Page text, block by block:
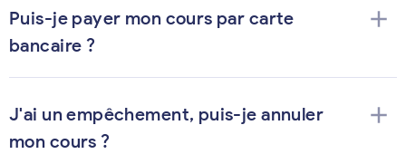
Puis-je payer mon cours par carte
bancaire ?
add
J'ai un empêchement, puis-je annuler
mon cours ?
add